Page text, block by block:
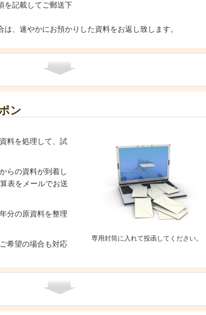
を記載してご郵送下
は、速やかにお預かりした資料をお返し致します。
ン
専用封筒に入れて投函してください。
料を処理して、試
らの資料が到着し
表をメールでお送
分の原資料を整理
希望の場合も対応